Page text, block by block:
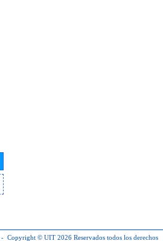
- Copyright © UIT 2026 Reservados todos los derechos